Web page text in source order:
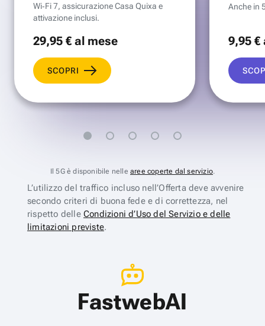
Wi‑Fi 7, assicurazione Casa Quixa e
attivazione inclusi.
29,95 €al mese
SCOPRI
Anche in
9,95 €
Il 5G è disponibile nelle aree coperte dal servizio.
L’utilizzo del traffico incluso nell’Offerta deve avvenire
secondo criteri di buona fede e di correttezza, nel
rispetto delle Condizioni d’Uso del Servizio e delle
limitazioni previste.
FastwebAI